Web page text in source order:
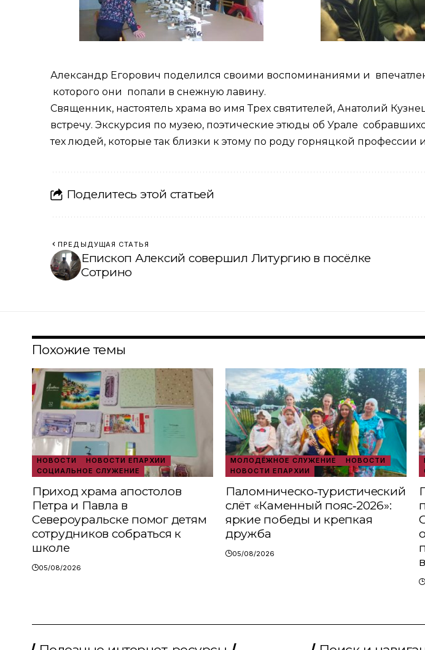
Александр Егорович поделился своими воспоминаниями и
которого они попали в снежную лавину.
Священник, настоятель храма во имя Трех святителей, Анатолий
встречу. Экскурсия по музею, поэтические этюды об Урале
тех людей, которые так близки к этому по роду горняцкой профессии
Поделитесь этой статьей
ПРЕДЫДУЩАЯ СТАТЬЯ
Епископ Алексий совершил Литургию в посёлке
Сотрино
Похожие темы
НОВОСТИ
НОВОСТИ ЕПАРХИИ
СОЦИАЛЬНОЕ СЛУЖЕНИЕ
Приход храма апостолов
Петра и Павла в
Североуральске помог детям
сотрудников собраться к
школе
05/08/2026
МОЛОДЁЖНОЕ СЛУЖЕНИЕ
НОВОСТИ
НОВОСТИ ЕПАРХИИ
Паломническо‑туристический
слёт «Каменный пояс‑2026»:
яркие победы и крепкая
дружба
05/08/2026